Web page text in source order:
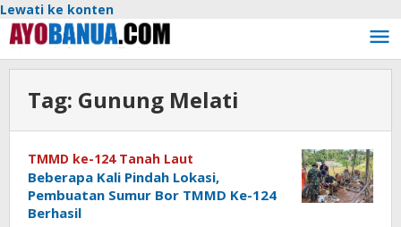
Lewati ke konten
Tag: Gunung Melati
TMMD ke-124 Tanah Laut
Beberapa Kali Pindah Lokasi,
Pembuatan Sumur Bor TMMD Ke-124
Berhasil